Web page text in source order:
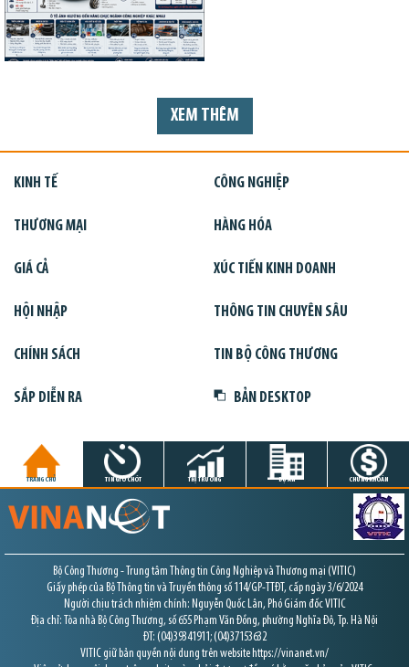
XEM THÊM
KINH TẾ CÔNG NGHIỆP
THƯƠNG MẠI HÀNG HÓA
GIÁ CẢ XÚC TIẾN KINH DOANH
HỘI NHẬP THÔNG TIN CHUYÊN SÂU
CHÍNH SÁCH TIN BỘ CÔNG THƯƠNG
SẮP DIỄN RA BẢN DESKTOP
TRANG CHỦ TIN GIỜ CHÓT THỊ TRƯỜNG DỰ ÁN CHỨNG KHOÁN
Bộ Công Thương - Trung tâm Thông tin Công Nghiệp và Thương mại (VITIC)
Giấy phép của Bộ Thông tin và Truyền thông số 114/GP-TTĐT, cấp ngày 3/6/2024
Người chịu trách nhiệm chính: Nguyễn Quốc Lân, Phó Giám đốc VITIC
Địa chỉ: Tòa nhà Bộ Công Thương, số 655 Phạm Văn Đồng, phường Nghĩa Đô, Tp. Hà Nội
ĐT: (04)39341911; (04)37153632
VITIC giữ bản quyền nội dung trên website https://vinanet.vn/